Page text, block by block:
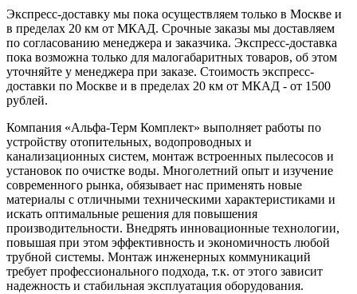
Экспресс-доставку мы пока осуществляем только в Москве и
в пределах 20 км от МКАД. Срочные заказы мы доставляем
по согласованию менеджера и заказчика. Экспресс-доставка
пока возможна только для малогабаритных товаров, об этом
уточняйте у менеджера при заказе. Стоимость экспресс-
доставки по Москве и в пределах 20 км от МКАД - от 1500
рублей.
Компания «Альфа-Терм Комплект» выполняет работы по
устройству отопительных, водопроводных и
канализационных систем, монтаж встроенных пылесосов и
установок по очистке воды. Многолетний опыт и изучение
современного рынка, обязывает нас применять новые
материалы с отличными техническими характеристиками и
искать оптимальные решения для повышения
производительности. Внедрять инновационные технологии,
повышая при этом эффективность и экономичность любой
трубной системы. Монтаж инженерных коммуникаций
требует профессионального подхода, т.к. от этого зависит
надежность и стабильная эксплуатация оборудования.